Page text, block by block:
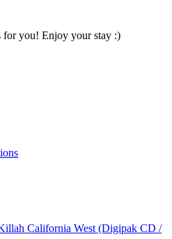
for you! Enjoy your stay :)
California West (Digipak CD /